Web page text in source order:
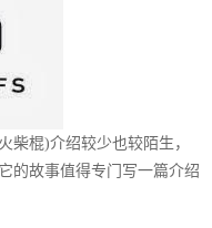
柴棍)介绍较少也较陌生，
的故事值得专门写一篇介绍